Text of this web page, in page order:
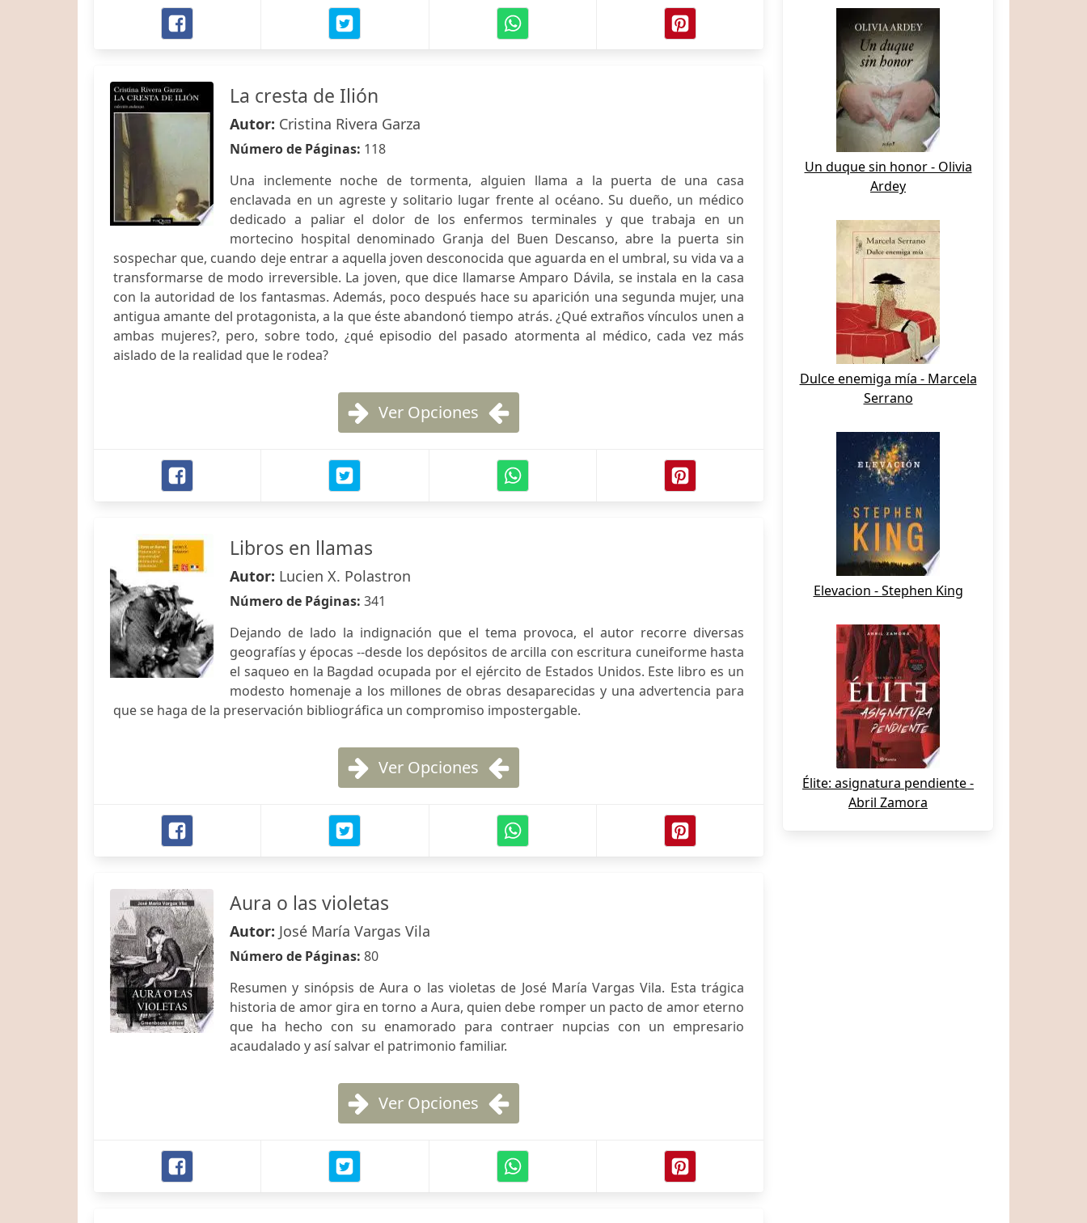
La cresta de Ilión
Autor: Cristina Rivera Garza
Número de Páginas: 118
Una inclemente noche de tormenta, alguien llama a la puerta de una casa
enclavada en un agreste y solitario lugar frente al océano. Su dueño, un médico
dedicado a paliar el dolor de los enfermos terminales y que trabaja en un
mortecino hospital denominado Granja del Buen Descanso, abre la puerta sin
sospechar que, cuando deje entrar a aquella joven desconocida que aguarda en el umbral, su vida va a
transformarse de modo irreversible. La joven, que dice llamarse Amparo Dávila, se instala en la casa
con la autoridad de los fantasmas. Además, poco después hace su aparición una segunda mujer, una
antigua amante del protagonista, a la que éste abandonó tiempo atrás. ¿Qué extraños vínculos unen a
ambas mujeres?, pero, sobre todo, ¿qué episodio del pasado atormenta al médico, cada vez más
aislado de la realidad que le rodea?
Ver Opciones
Libros en llamas
Autor: Lucien X. Polastron
Número de Páginas: 341
Dejando de lado la indignación que el tema provoca, el autor recorre diversas
geografías y épocas --desde los depósitos de arcilla con escritura cuneiforme hasta
el saqueo en la Bagdad ocupada por el ejército de Estados Unidos. Este libro es un
modesto homenaje a los millones de obras desaparecidas y una advertencia para
que se haga de la preservación bibliográfica un compromiso impostergable.
Ver Opciones
Aura o las violetas
Autor: José María Vargas Vila
Número de Páginas: 80
Resumen y sinópsis de Aura o las violetas de José María Vargas Vila. Esta trágica
historia de amor gira en torno a Aura, quien debe romper un pacto de amor eterno
que ha hecho con su enamorado para contraer nupcias con un empresario
acaudalado y así salvar el patrimonio familiar.
Ver Opciones
Un duque sin honor - Olivia
Ardey
Dulce enemiga mía - Marcela
Serrano
Elevacion - Stephen King
Élite: asignatura pendiente -
Abril Zamora